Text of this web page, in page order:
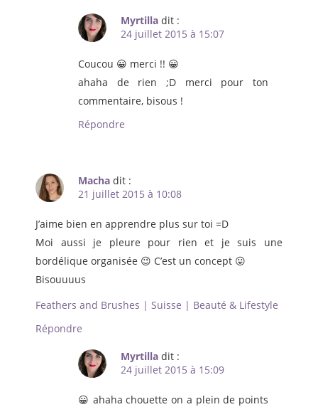
Myrtilla dit :
24 juillet 2015 à 15:07
Coucou 😀 merci !! 😀
ahaha de rien ;D merci pour ton
commentaire, bisous !
Répondre
Macha dit :
21 juillet 2015 à 10:08
J’aime bien en apprendre plus sur toi =D
Moi aussi je pleure pour rien et je suis une
bordélique organisée 😉 C’est un concept 😛
Bisouuuus
Feathers and Brushes | Suisse | Beauté & Lifestyle
Répondre
Myrtilla dit :
24 juillet 2015 à 15:09
😀 ahaha chouette on a plein de points